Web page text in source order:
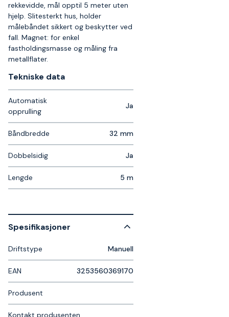
rekkevidde, mål opptil 5 meter uten
hjelp. Slitesterkt hus, holder
målebåndet sikkert og beskytter ved
fall. Magnet: for enkel
fastholdingsmasse og måling fra
metallflater.
Tekniske data​
Automatisk
opprulling
Ja
Båndbredde 32 mm
Dobbelsidig Ja
Lengde 5 m
Spesifikasjoner
Driftstype Manuell
EAN 3253560369170
Produsent
Kontakt produsenten